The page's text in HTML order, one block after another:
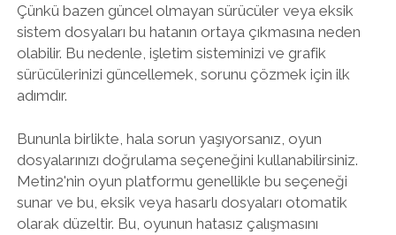
Çünkü bazen güncel olmayan sürücüler veya eksik
sistem dosyaları bu hatanın ortaya çıkmasına neden
olabilir. Bu nedenle, işletim sisteminizi ve grafik
sürücülerinizi güncellemek, sorunu çözmek için ilk
adımdır.
Bununla birlikte, hala sorun yaşıyorsanız, oyun
dosyalarınızı doğrulama seçeneğini kullanabilirsiniz.
Metin2'nin oyun platformu genellikle bu seçeneği
sunar ve bu, eksik veya hasarlı dosyaları otomatik
olarak düzeltir. Bu, oyunun hatasız çalışmasını